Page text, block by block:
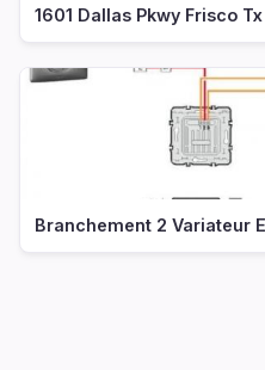
1601 Dallas Pkwy Frisco
Branchement 2 Variateur